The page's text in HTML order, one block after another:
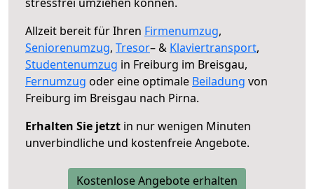
Allzeit bereit für Ihren Firmenumzug,
Seniorenumzug, Tresor– & Klaviertransport,
Studentenumzug in Freiburg im Breisgau,
Fernumzug oder eine optimale Beiladung von
Freiburg im Breisgau nach Pirna.
Erhalten Sie jetzt in nur wenigen Minuten
unverbindliche und kostenfreie Angebote.
Kostenlose Angebote erhalten